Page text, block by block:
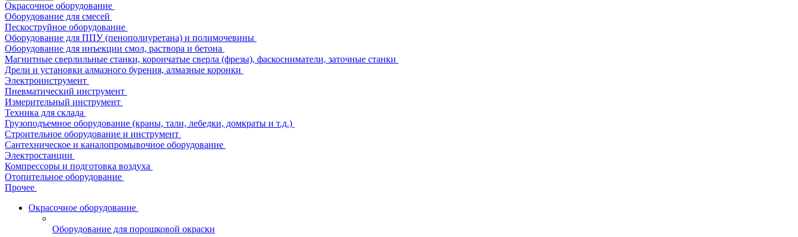
Окрасочное оборудование
Оборудование для смесей
Пескоструйное оборудование
Оборудование для ППУ (пенополиуретана) и полимочевины
Оборудование для инъекции смол, раствора и бетона
Магнитные сверлильные станки, корончатые сверла (фрезы), фаскосниматели, заточные станки
Дрели и установки алмазного бурения, алмазные коронки
Электроинструмент
Пневматический инструмент
Измерительный инструмент
Техника для склада
Грузоподъемное оборудование (краны, тали, лебедки, домкраты и т.д.)
Строительное оборудование и инструмент
Сантехническое и каналопромывочное оборудование
Электростанции
Компрессоры и подготовка воздуха
Отопительное оборудование
Прочее
Окрасочное оборудование
Оборудование для порошковой окраски